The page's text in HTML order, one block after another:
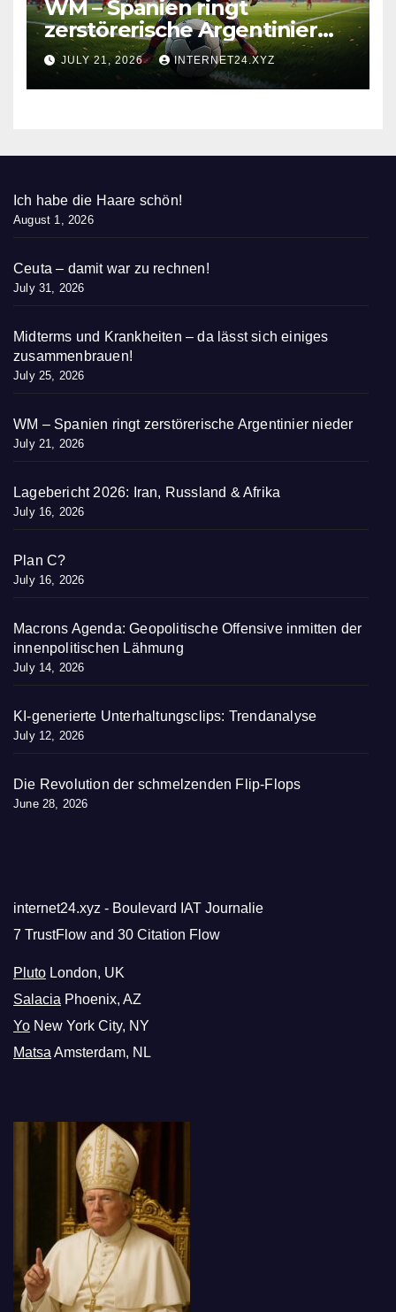
WM – Spanien ringt
zerstörerische Argentinier
nieder
JULY 21, 2026 INTERNET24.XYZ
Ich habe die Haare schön!
August 1, 2026
Ceuta – damit war zu rechnen!
July 31, 2026
Midterms und Krankheiten – da lässt sich einiges
zusammenbrauen!
July 25, 2026
WM – Spanien ringt zerstörerische Argentinier nieder
July 21, 2026
Lagebericht 2026: Iran, Russland & Afrika
July 16, 2026
Plan C?
July 16, 2026
Macrons Agenda: Geopolitische Offensive inmitten der
innenpolitischen Lähmung
July 14, 2026
KI-generierte Unterhaltungsclips: Trendanalyse
July 12, 2026
Die Revolution der schmelzenden Flip-Flops
June 28, 2026
internet24.xyz - Boulevard IAT Journalie
7 TrustFlow and 30 Citation Flow
Pluto London, UK
Salacia Phoenix, AZ
Yo New York City, NY
Matsa Amsterdam, NL